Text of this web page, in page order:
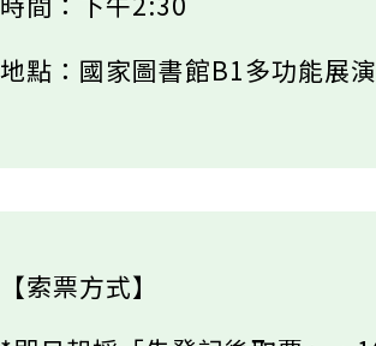
時間：下午2:30
地點：國家圖書館B1多功能展
【索票方式】